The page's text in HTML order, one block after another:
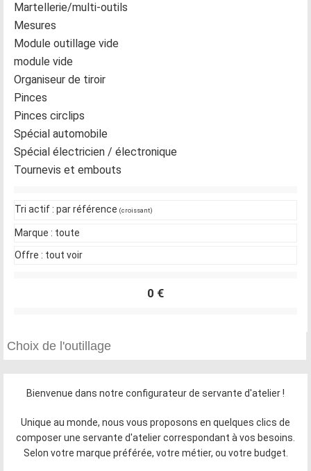
Martellerie/multi-outils
Mesures
Module outillage vide
module vide
Organiseur de tiroir
Pinces
Pinces circlips
Spécial automobile
Spécial électricien / électronique
Tournevis et embouts
Tri actif : par référence (croissant)
Marque : toute
Offre : tout voir
0 €
Bienvenue dans notre configurateur de servante d'atelier !
Unique au monde, nous vous proposons en quelques clics de
composer une servante d'atelier correspondant à vos besoins.
Selon votre marque préférée, votre métier, ou votre budget.